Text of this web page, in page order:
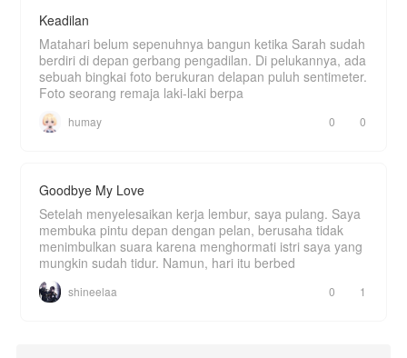
Keadilan
Matahari belum sepenuhnya bangun ketika Sarah sudah
berdiri di depan gerbang pengadilan. Di pelukannya, ada
sebuah bingkai foto berukuran delapan puluh sentimeter.
Foto seorang remaja laki-laki berpa
humay 0 0
Goodbye My Love
Setelah menyelesaikan kerja lembur, saya pulang. Saya
membuka pintu depan dengan pelan, berusaha tidak
menimbulkan suara karena menghormati istri saya yang
mungkin sudah tidur. Namun, hari itu berbed
shineelaa 0 1